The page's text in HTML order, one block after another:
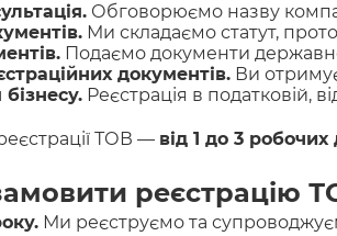
Обговорюємо назву
Ми складаємо статут,
Подаємо документи
документів. Ви
Реєстрація в податковій,
ТОВ — від 1 до 3 робочих
реєстрацію
Ми реєструємо та